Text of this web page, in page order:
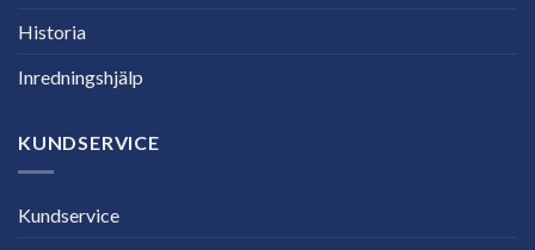
Historia
Inredningshjälp
KUNDSERVICE
Kundservice